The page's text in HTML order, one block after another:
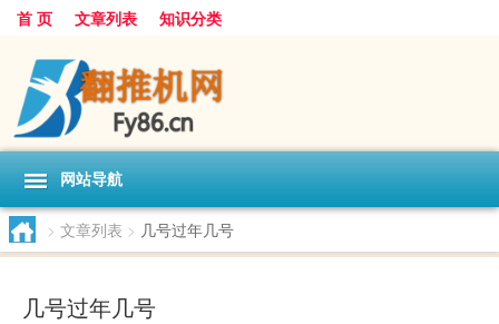
首 页 文章列表 知识分类
网站导航
> 文章列表 > 几号过年几号
几号过年几号